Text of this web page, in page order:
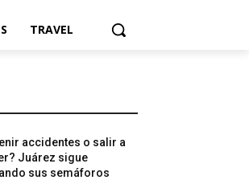
TRAVEL
accidentes o salir a
Juárez sigue
sus semáforos